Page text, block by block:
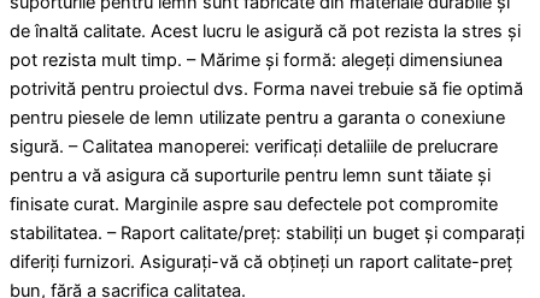
de înaltă calitate. Acest lucru le asigură că pot rezista la stres și
pot rezista mult timp. – Mărime și formă: alegeți dimensiunea
potrivită pentru proiectul dvs. Forma navei trebuie să fie optimă
pentru piesele de lemn utilizate pentru a garanta o conexiune
sigură. – Calitatea manoperei: verificați detaliile de prelucrare
pentru a vă asigura că suporturile pentru lemn sunt tăiate și
finisate curat. Marginile aspre sau defectele pot compromite
stabilitatea. – Raport calitate/preț: stabiliți un buget și comparați
diferiți furnizori. Asigurați-vă că obțineți un raport calitate-preț
bun, fără a sacrifica calitatea.